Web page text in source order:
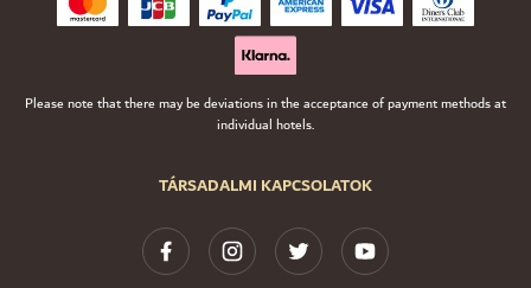
TÁRSADALMI KAPCSOLATOK
Please note that there may be deviations in the acceptance of payment methods at
individual hotels.